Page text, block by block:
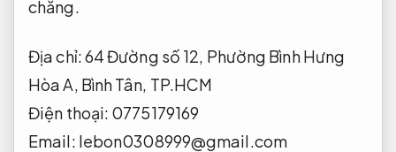
chăng.
Địa chỉ: 64 Đường số 12, Phường Bình Hưng
Hòa A, Bình Tân, TP.HCM
Điện thoại: 0775179169
Email: lebon0308999@gmail.com